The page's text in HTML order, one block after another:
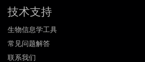
技术支持
生物信息学工具
常见问题解答
联系我们